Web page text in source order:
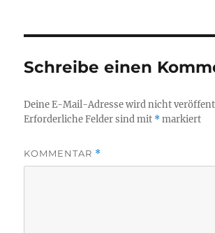
Schreibe einen
Deine E-Mail-Adresse wird nicht
Erforderliche Felder sind mit *markiert
KOMMENTAR *